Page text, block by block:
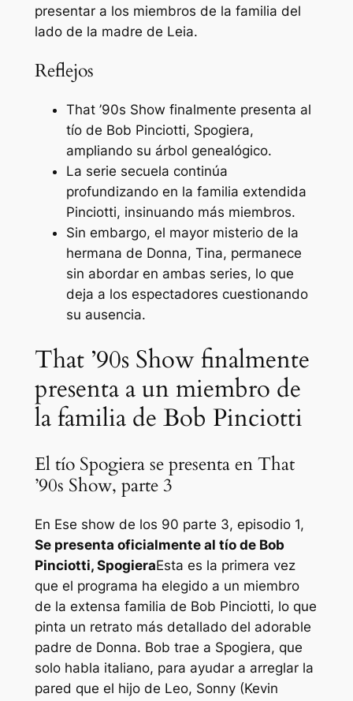
presentar a los miembros de la familia del
lado de la madre de Leia.
Reflejos
That ’90s Show finalmente presenta al
tío de Bob Pinciotti, Spogiera,
ampliando su árbol genealógico.
La serie secuela continúa
profundizando en la familia extendida
Pinciotti, insinuando más miembros.
Sin embargo, el mayor misterio de la
hermana de Donna, Tina, permanece
sin abordar en ambas series, lo que
deja a los espectadores cuestionando
su ausencia.
That ’90s Show finalmente
presenta a un miembro de
la familia de Bob Pinciotti
El tío Spogiera se presenta en That
’90s Show, parte 3
En Ese show de los 90 parte 3, episodio 1,
Se presenta oficialmente al tío de Bob
Pinciotti, SpogieraEsta es la primera vez
que el programa ha elegido a un miembro
de la extensa familia de Bob Pinciotti, lo que
pinta un retrato más detallado del adorable
padre de Donna. Bob trae a Spogiera, que
solo habla italiano, para ayudar a arreglar la
pared que el hijo de Leo, Sonny (Kevin